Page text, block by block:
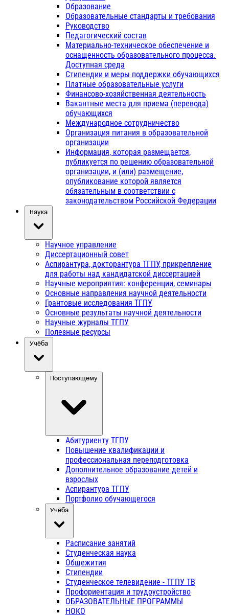
Образование
Образовательные стандарты и требования
Руководство
Педагогический состав
Материально-техническое обеспечение и
оснащенность образовательного процесса.
Доступная среда
Стипендии и меры поддержки обучающихся
Платные образовательные услуги
Финансово-хозяйственная деятельность
Вакантные места для приема (перевода)
обучающихся
Международное сотрудничество
Организация питания в образовательной
организации
Информация, которая размещается,
публикуется по решению образовательной
организации, и (или) размещение,
опубликование которой является
обязательным в соответствии с
законодательством Российской Федерации
Наука
Научное управление
Диссертационный совет
Аспирантура, докторантура ТГПУ, прикрепление
для работы над кандидатской диссертацией
Научные мероприятия: конференции, семинары
Основные направления научной деятельности
Грантовые исследования ТГПУ
Основные результаты научной деятельности
Научные журналы ТГПУ
Полезные ресурсы
Учёба
Поступающему
Абитуриенту ТГПУ
Повышение квалификации и
профессиональная переподготовка
Дополнительное образование детей и
взрослых
Аспирантура ТГПУ
Портфолио обучающегося
Учёба
Расписание занятий
Студенческая наука
Общежития
Стипендии
Студенческое телевидение - ТГПУ ТВ
Профориентация и трудоустройство
ОБРАЗОВАТЕЛЬНЫЕ ПРОГРАММЫ
НОКО